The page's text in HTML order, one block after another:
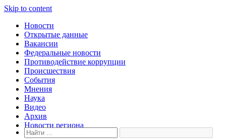
Skip to content
Новости
Открытые данные
Вакансии
Федеральные новости
Противодействие коррупции
Происшествия
События
Мнения
Наука
Видео
Архив
Новости региона